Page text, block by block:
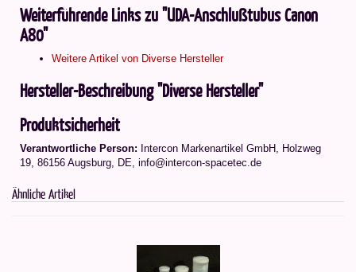
Weiterführende Links zu "UDA-Anschlußtubus Canon
A80"
Weitere Artikel von Diverse Hersteller
Hersteller-Beschreibung "Diverse Hersteller"
Produktsicherheit
Verantwortliche Person: Intercon Markenartikel GmbH, Holzweg
19, 86156 Augsburg, DE, info@intercon-spacetec.de
Ähnliche Artikel